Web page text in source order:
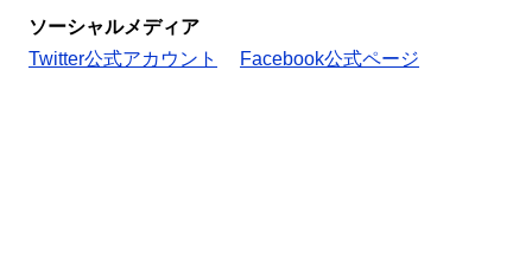
ソーシャルメディア
Twitter公式アカウント
Facebook公式ページ